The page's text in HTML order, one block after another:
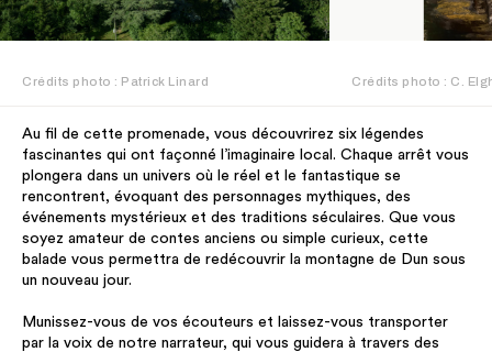
Crédits photo : Patrick Linard Crédits photo : C.
Au fil de cette promenade, vous découvrirez six légendes
fascinantes qui ont façonné l’imaginaire local. Chaque arrêt vous
plongera dans un univers où le réel et le fantastique se
rencontrent, évoquant des personnages mythiques, des
événements mystérieux et des traditions séculaires. Que vous
soyez amateur de contes anciens ou simple curieux, cette
balade vous permettra de redécouvrir la montagne de Dun sous
un nouveau jour.
Munissez-vous de vos écouteurs et laissez-vous transporter
par la voix de notre narrateur, qui vous guidera à travers des